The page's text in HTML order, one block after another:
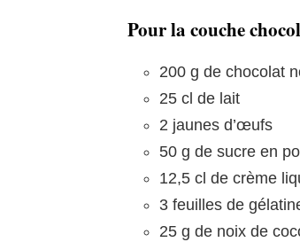
Pour la couche
200 g de chocolat
25 cl de lait
2 jaunes d’œufs
50 g de sucre en
12,5 cl de crème
3 feuilles de
25 g de noix de